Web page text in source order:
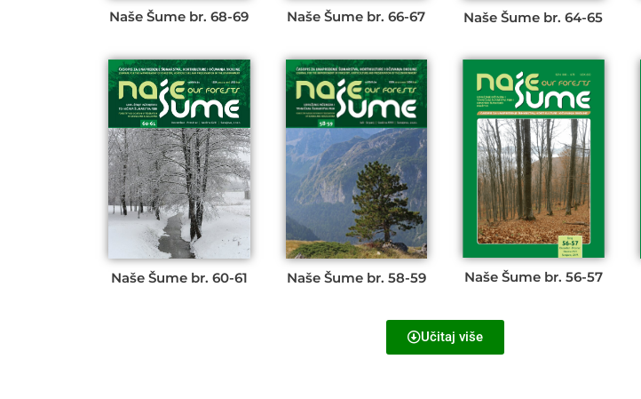
Naše Šume br. 68-69 Naše Šume br. 66-67 Naše Šume br. 64-65
Naše Šume br. 60-61 Naše Šume br. 58-59 Naše Šume br. 56-57
Učitaj više